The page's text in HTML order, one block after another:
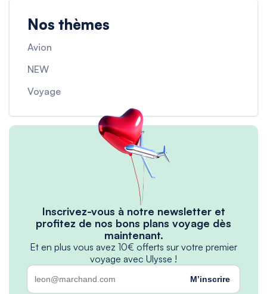
Nos thèmes
Avion
NEW
Voyage
Inscrivez-vous à notre newsletter et
profitez de nos bons plans voyage dès
maintenant.
Et en plus vous avez 10€ offerts sur votre premier
voyage avec Ulysse !
M’inscrire